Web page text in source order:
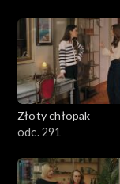
Złoty chłopak
odc. 291